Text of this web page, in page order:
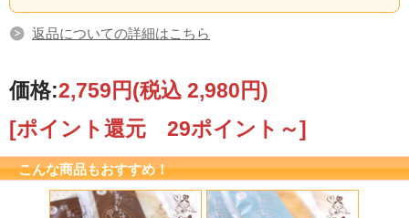
返品についての詳細はこちら
価格:2,759円(税込 2,980円)
[ポイント還元 29ポイント～]
こんな商品もおすすめ！